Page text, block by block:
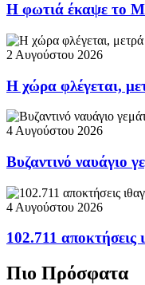
Η φωτιά έκαψε το
2 Αυγούστου 2026
Η χώρα φλέγεται,
4 Αυγούστου 2026
Βυζαντινό ναυάγιο
4 Αυγούστου 2026
102.711 αποκτήσεις
Πιο Πρόσφατα